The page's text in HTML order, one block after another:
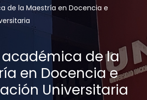
de la Maestría en Docencia e
de la
en Docencia e
Universitaria